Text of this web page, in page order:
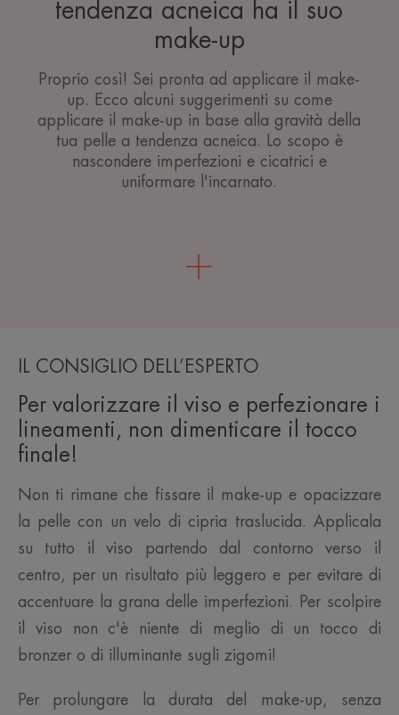
tendenza acneica ha il suo
make-up
Proprio così! Sei pronta ad applicare il make-
up. Ecco alcuni suggerimenti su come
applicare il make-up in base alla gravità della
tua pelle a tendenza acneica. Lo scopo è
nascondere imperfezioni e cicatrici e
uniformare l'incarnato.
IL CONSIGLIO DELL’ESPERTO
Per valorizzare il viso e perfezionare i
lineamenti, non dimenticare il tocco
finale!
Non ti rimane che fissare il make-up e opacizzare
la pelle con un velo di cipria traslucida. Applicala
su tutto il viso partendo dal contorno verso il
centro, per un risultato più leggero e per evitare di
accentuare la grana delle imperfezioni. Per scolpire
il viso non c'è niente di meglio di un tocco di
bronzer o di illuminante sugli zigomi!
Per prolungare la durata del make-up, senza